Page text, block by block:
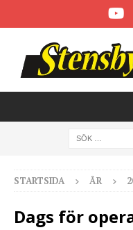
STARTSIDA ÅR
Dags för